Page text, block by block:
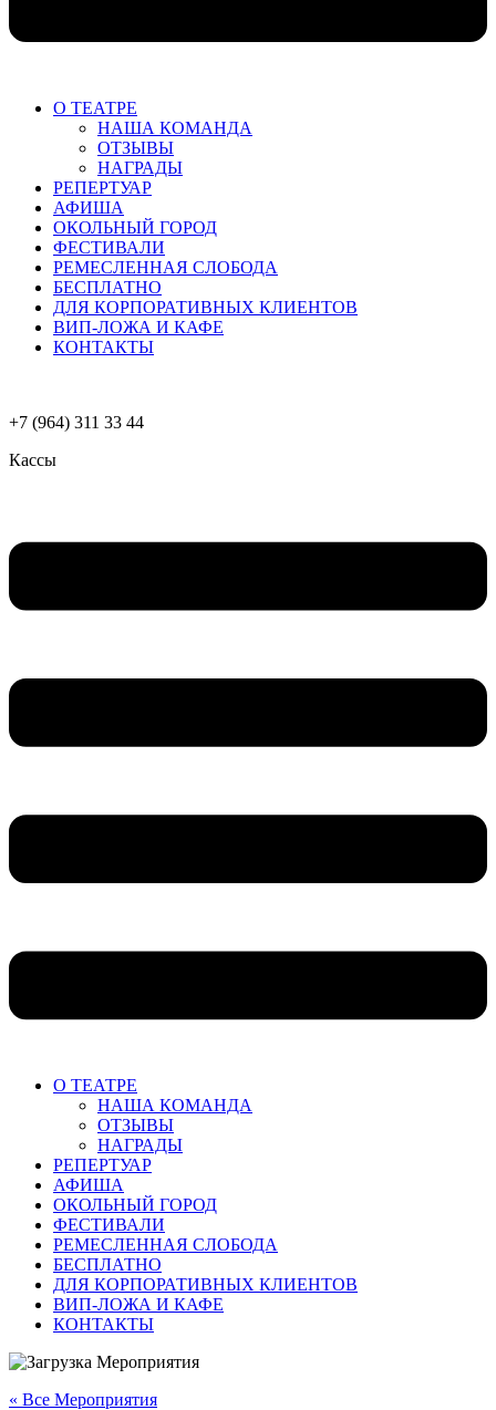
О ТЕАТРЕ
НАША КОМАНДА
ОТЗЫВЫ
НАГРАДЫ
РЕПЕРТУАР
АФИША
ОКОЛЬНЫЙ ГОРОД
ФЕСТИВАЛИ
РЕМЕСЛЕННАЯ СЛОБОДА
БЕСПЛАТНО
ДЛЯ КОРПОРАТИВНЫХ КЛИЕНТОВ
ВИП-ЛОЖА И КАФЕ
КОНТАКТЫ
+7 (964) 311 33 44
Кассы
О ТЕАТРЕ
НАША КОМАНДА
ОТЗЫВЫ
НАГРАДЫ
РЕПЕРТУАР
АФИША
ОКОЛЬНЫЙ ГОРОД
ФЕСТИВАЛИ
РЕМЕСЛЕННАЯ СЛОБОДА
БЕСПЛАТНО
ДЛЯ КОРПОРАТИВНЫХ КЛИЕНТОВ
ВИП-ЛОЖА И КАФЕ
КОНТАКТЫ
« Все Мероприятия